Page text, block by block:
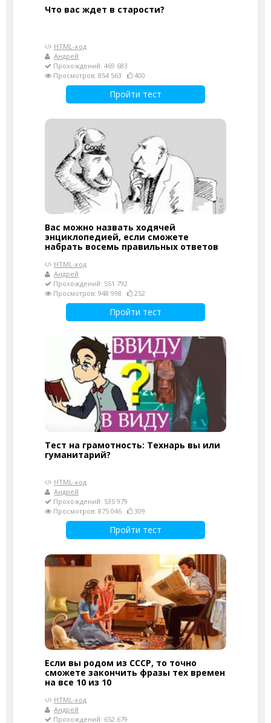
Что вас ждет в старости?
HTML-код
Андрей
Прохождений: 469 683
Просмотров: 854 563
400
Пройти тест
Вас можно назвать ходячей
энциклопедией, если сможете
набрать восемь правильных ответов
HTML-код
Андрей
Прохождений: 551 792
Просмотров: 948 998
252
Пройти тест
Тест на грамотность: Технарь вы или
гуманитарий?
HTML-код
Андрей
Прохождений: 535 979
Просмотров: 875 046
309
Пройти тест
Если вы родом из СССР, то точно
сможете закончить фразы тех времен
на все 10 из 10
HTML-код
Андрей
Прохождений: 652 679